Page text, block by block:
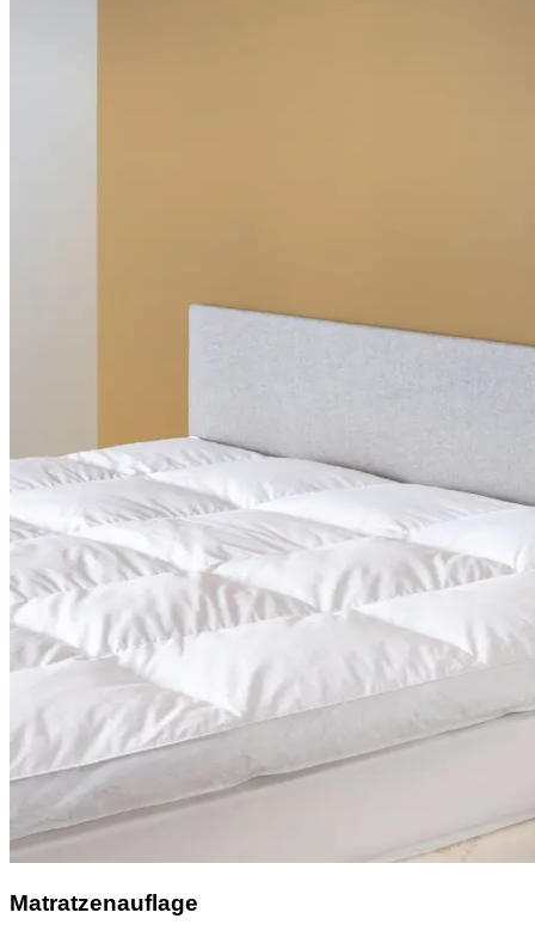
Matratzenauflage